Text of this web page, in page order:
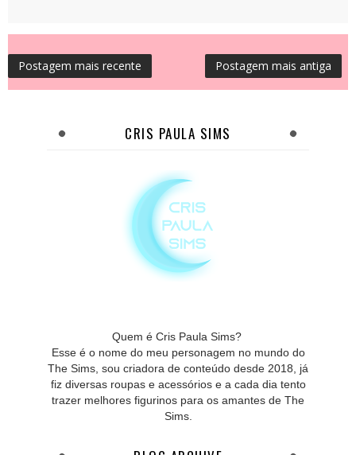
Postagem mais recente Postagem mais antiga
CRIS PAULA SIMS
Quem é Cris Paula Sims?
Esse é o nome do meu personagem no mundo do
The Sims, sou criadora de conteúdo desde 2018, já
fiz diversas roupas e acessórios e a cada dia tento
trazer melhores figurinos para os amantes de The
Sims.